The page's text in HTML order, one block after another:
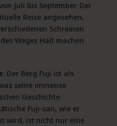
Juli bis September. Der
Reise angesehen,
Schreinen
Weges Halt machen
: Der Berg Fuji ist als
seine immense
Geschichte
Fuji-san, wie er
wird, ist nicht nur eine